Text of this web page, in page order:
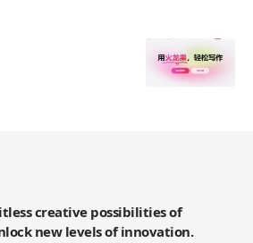
creative possibilities of
new levels of innovation.